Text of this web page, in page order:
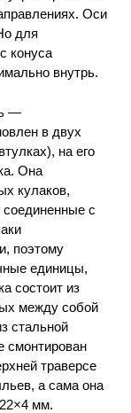
Оси
для
конуса
внутрь.
—
в двух
на его
Она
кулаков,
с
поэтому
единицы,
состоит из
между собой
стальной
смонтирован
траверсе
а сама она
мм.